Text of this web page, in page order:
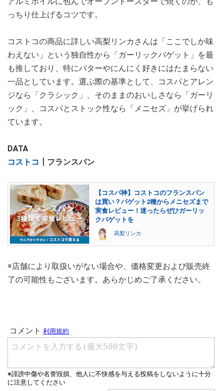
っちり仕上げるコツです。
コストコの商品に詳しい高梨リンカさんは「ここでしか味
わえない」という独自性から「ガーリックバゲット」を最
も推しており、特にバターやにんにく好きにはたまらない
一品としています。選ぶ際の基準として、コスパとアレン
ジなら「クラシック」、そのままのおいしさなら「ガーリ
ック」、コスパとストック性なら「メニセズ」が挙げられ
ています。
DATA
コストコ
┃フランスパン
【コスパ神】コストコのフランスパン
は買い？バゲット2種からメニセズまで
実食レビュー！迷ったらぜひガーリッ
クバゲットを
高梨リンカ
※店舗により取扱いがない場合や、価格変更および販売終
了の可能性もございます。あらかじめご了承ください。